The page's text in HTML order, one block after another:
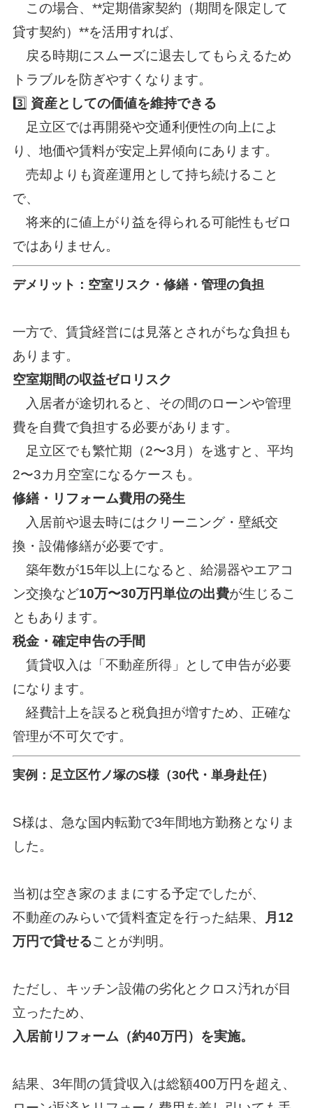
この場合、**定期借家契約（期間を限定して
貸す契約）**を活用すれば、
戻る時期にスムーズに退去してもらえるため
トラブルを防ぎやすくなります。
3️⃣ 資産としての価値を維持できる
足立区では再開発や交通利便性の向上によ
り、地価や賃料が安定上昇傾向にあります。
売却よりも資産運用として持ち続けること
で、
将来的に値上がり益を得られる可能性もゼロ
ではありません。
デメリット：空室リスク・修繕・管理の負担
一方で、賃貸経営には見落とされがちな負担も
あります。
空室期間の収益ゼロリスク
入居者が途切れると、その間のローンや管理
費を自費で負担する必要があります。
足立区でも繁忙期（2〜3月）を逃すと、平均
2〜3カ月空室になるケースも。
修繕・リフォーム費用の発生
入居前や退去時にはクリーニング・壁紙交
換・設備修繕が必要です。
築年数が15年以上になると、給湯器やエアコ
ン交換など10万〜30万円単位の出費が生じるこ
ともあります。
税金・確定申告の手間
賃貸収入は「不動産所得」として申告が必要
になります。
経費計上を誤ると税負担が増すため、正確な
管理が不可欠です。
実例：足立区竹ノ塚のS様（30代・単身赴任）
S様は、急な国内転勤で3年間地方勤務となりま
した。
当初は空き家のままにする予定でしたが、
不動産のみらいで賃料査定を行った結果、 月12
万円で貸せることが判明。
ただし、キッチン設備の劣化とクロス汚れが目
立ったため、
入居前リフォーム（約40万円）を実施。
結果、3年間の賃貸収入は総額400万円を超え、